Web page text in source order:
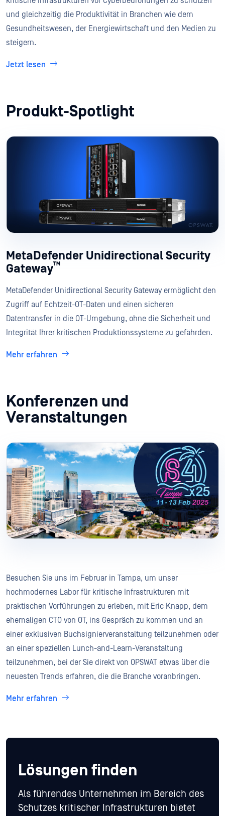
und gleichzeitig die Produktivität in Branchen wie dem
Gesundheitswesen, der Energiewirtschaft und den Medien zu
steigern.
Jetzt lesen
Produkt-Spotlight
MetaDefender Unidirectional Security
Gateway™
MetaDefender Unidirectional Security Gateway ermöglicht den
Zugriff auf Echtzeit-OT-Daten und einen sicheren
Datentransfer in die OT-Umgebung, ohne die Sicherheit und
Integrität Ihrer kritischen Produktionssysteme zu gefährden.
Mehr erfahren
Konferenzen und
Veranstaltungen
Besuchen Sie uns im Februar in Tampa, um unser
hochmodernes Labor für kritische Infrastrukturen mit
praktischen Vorführungen zu erleben, mit Eric Knapp, dem
ehemaligen CTO von OT, ins Gespräch zu kommen und an
einer exklusiven Buchsignierveranstaltung teilzunehmen oder
an einer speziellen Lunch-and-Learn-Veranstaltung
teilzunehmen, bei der Sie direkt von OPSWAT etwas über die
neuesten Trends erfahren, die die Branche voranbringen.
Mehr erfahren
Lösungen finden
Als führendes Unternehmen im Bereich des
Schutzes kritischer Infrastrukturen bietet